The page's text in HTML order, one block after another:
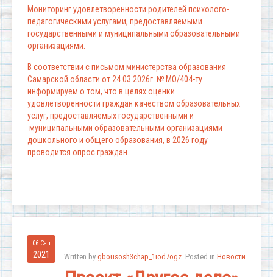
Мониторинг удовлетворенности родителей психолого-
педагогическими услугами, предоставляемыми
государственными и муниципальными образовательными
организациями.
В соответствии с письмом министерства образования
Самарской области от 24.03.2026г. № МО/404-ту
информируем о том, что в целях оценки
удовлетворенности граждан качеством образовательных
услуг, предоставляемых государственными и
муниципальными образовательными организациями
дошкольного и общего образования, в 2026 году
проводится опрос граждан.
06 Сен
2021 Written by gbousosh3chap_1iod7ogz. Posted in Новости